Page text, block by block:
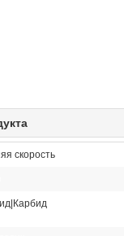
скорость